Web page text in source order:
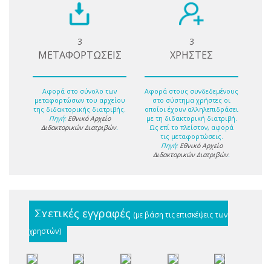
3
ΜΕΤΑΦΟΡΤΩΣΕΙΣ
Αφορά στο σύνολο των
μεταφορτώσων του αρχείου
της διδακτορικής διατριβής.
Πηγή: Εθνικό Αρχείο
Διδακτορικών Διατριβών.
3
ΧΡΗΣΤΕΣ
Αφορά στους συνδεδεμένους
στο σύστημα χρήστες οι
οποίοι έχουν αλληλεπιδράσει
με τη διδακτορική διατριβή.
Ως επί το πλείστον, αφορά
τις μεταφορτώσεις.
Πηγή: Εθνικό Αρχείο
Διδακτορικών Διατριβών.
Σχετικές εγγραφές (με βάση τις επισκέψεις των
χρηστών)